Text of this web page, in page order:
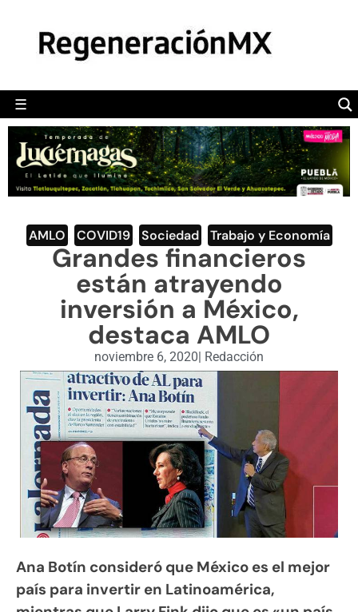
☰
POLÍTICA
CAMALEÓN
OPINIÓN
DEPORTES
ENGLISH SECTION
VIDEOS
AMLO COVID19 Sociedad Trabajo y Economía
Grandes financieros
están atrayendo
inversión a México,
destaca AMLO
noviembre 6, 2020| Redacción
Ana Botín consideró que México es el mejor
país para invertir en Latinoamérica,